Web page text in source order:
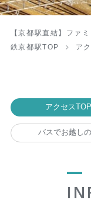
【京都駅直結】ファ
鉄京都駅TOP
ア
アクセスTOP
バスでお越し